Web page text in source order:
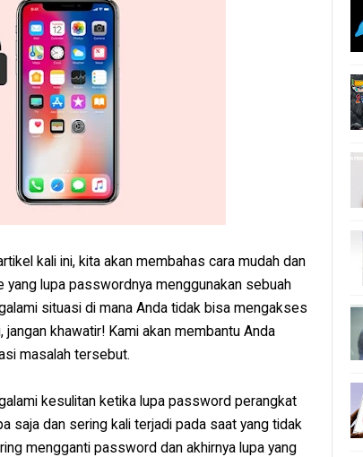
kali ini, kita akan membahas cara mudah dan
lupa passwordnya menggunakan sebuah
situasi di mana Anda tidak bisa mengakses
khawatir! Kami akan membantu Anda
masalah tersebut.
kesulitan ketika lupa password perangkat
saja dan sering kali terjadi pada saat yang tidak
mengganti password dan akhirnya lupa yang